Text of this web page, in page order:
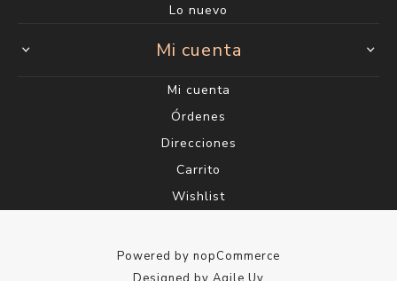
Lo nuevo
Mi cuenta
Mi cuenta
Órdenes
Direcciones
Carrito
Wishlist
Powered by nopCommerce